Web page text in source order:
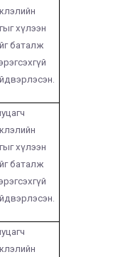
хүлээн
баталж
хүлээн
баталж